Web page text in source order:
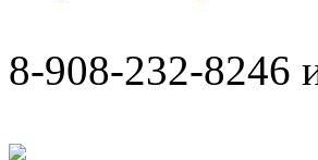
8-908-232-8246